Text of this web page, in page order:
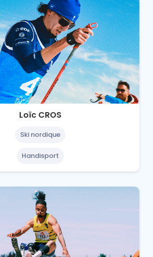
Loïc CROS
Ski nordique
Handisport